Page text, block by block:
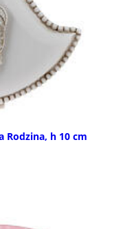
Rodzina, h 10 cm